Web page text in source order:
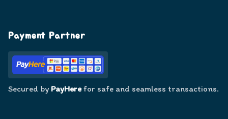
Payment Partner
Secured by PayHerefor safe and seamless transactions.